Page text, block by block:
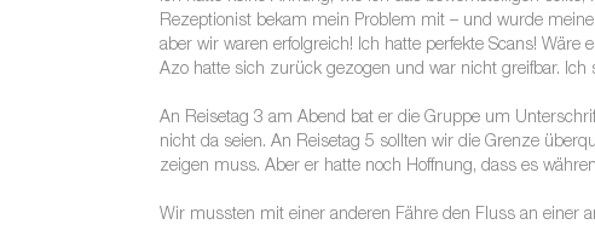
Rezeptionist bekam mein Problem mit – und wurde
aber wir waren erfolgreich! Ich hatte perfekte Scans!
Azo hatte sich zurück gezogen und war nicht greifbar. Ich
An Reisetag 3 am Abend bat er die Gruppe um
nicht da seien. An Reisetag 5 sollten wir die Grenze
zeigen muss. Aber er hatte noch Hoffnung, dass es
Wir mussten mit einer anderen Fähre den Fluss an einer